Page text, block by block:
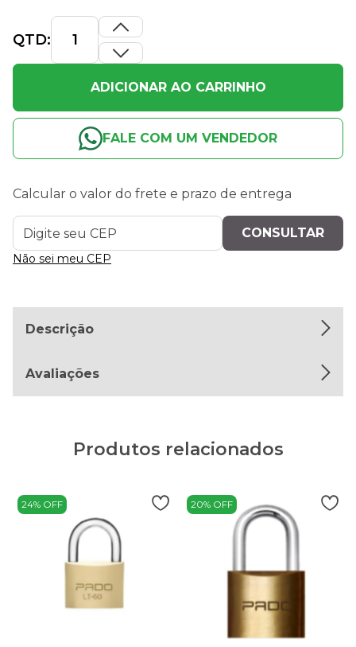
QTD:
ADICIONAR AO CARRINHO
FALE COM UM VENDEDOR
Calcular o valor do frete e prazo de entrega
Não sei meu CEP
Descrição
Avaliações
Produtos relacionados
24% OFF 20% OFF